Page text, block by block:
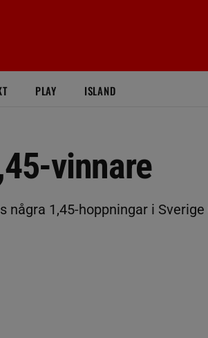
PLAY ISLAND
vinnare
några 1,45-hoppningar i